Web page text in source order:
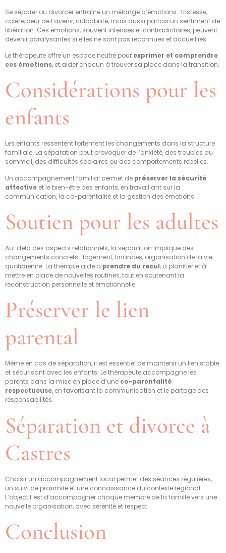
Se séparer ou divorcer entraîne un mélange d’émotions : tristesse,
colère, peur de l’avenir, culpabilité, mais aussi parfois un sentiment de
libération. Ces émotions, souvent intenses et contradictoires, peuvent
devenir paralysantes si elles ne sont pas reconnues et accueillies.
Le thérapeute offre un espace neutre pour exprimer et comprendre
ces émotions, et aider chacun à trouver sa place dans la transition.
Considérations pour les
enfants
Les enfants ressentent fortement les changements dans la structure
familiale. La séparation peut provoquer de l’anxiété, des troubles du
sommeil, des difficultés scolaires ou des comportements rebelles.
Un accompagnement familial permet de préserver la sécurité
affective et le bien-être des enfants, en travaillant sur la
communication, la co-parentalité et la gestion des émotions.
Soutien pour les adultes
Au-delà des aspects relationnels, la séparation implique des
changements concrets : logement, finances, organisation de la vie
quotidienne. La thérapie aide à prendre du recul, à planifier et à
mettre en place de nouvelles routines, tout en soutenant la
reconstruction personnelle et émotionnelle.
Préserver le lien
parental
Même en cas de séparation, il est essentiel de maintenir un lien stable
et sécurisant avec les enfants. Le thérapeute accompagne les
parents dans la mise en place d’une co-parentalité
respectueuse, en favorisant la communication et le partage des
responsabilités.
Séparation et divorce à
Castres
Choisir un accompagnement local permet des séances régulières,
un suivi de proximité et une connaissance du contexte régional.
L’objectif est d’accompagner chaque membre de la famille vers une
nouvelle organisation, avec sérénité et respect.
Conclusion